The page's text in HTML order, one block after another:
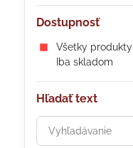
Dostupnosť
Všetky produkty
Iba skladom
Hľadať text
Prehľadať
výsledky